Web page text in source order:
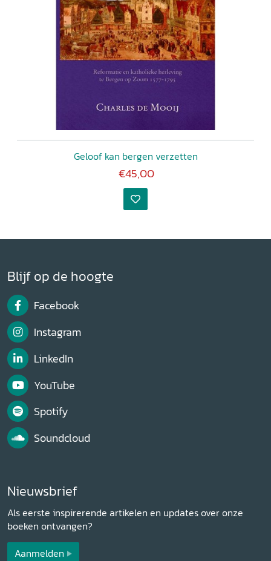
Geloof kan bergen verzetten
€45,00
Blijf op de hoogte
Facebook
Instagram
LinkedIn
YouTube
Spotify
Soundcloud
Nieuwsbrief
Als eerste inspirerende artikelen en updates over onze
boeken ontvangen?
Aanmelden